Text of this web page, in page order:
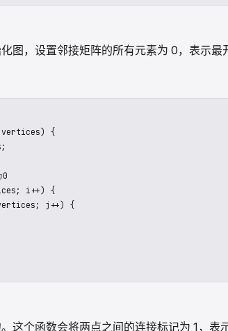
图，设置邻接矩阵的所有元素为 0，表示最
{
0
i++) {
j++) {